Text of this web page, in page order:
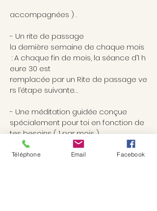
accompagnées ) .
- Un rite de passage
la dernière semaine de chaque mois
: A chaque fin de mois, la séance d’1 h
eure 30 est
remplacée par un Rite de passage ve
rs l’étape suivante…
- Une méditation guidée conçue
spécialement pour toi en fonction de
tes besoins ( 1 par mois )
- Un soin
Téléphone Email Facebook